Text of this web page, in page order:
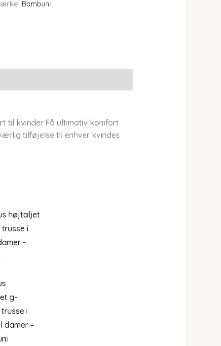
Bambuni
til kvinder Få ultimativ komfort
tilføjelse til enhver kvindes
g-
i
damer –